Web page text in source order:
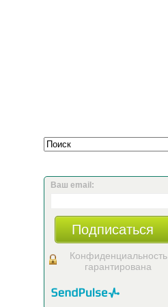
Ваш email:
Подписаться
Конфиденциальность
гарантирована